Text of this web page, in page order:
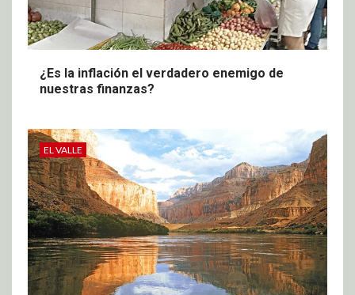
¿Es la inflación el verdadero enemigo de
nuestras finanzas?
EL VALLE